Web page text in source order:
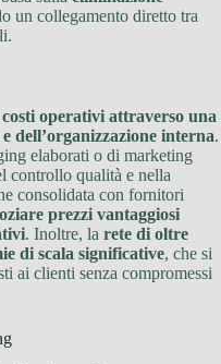
un collegamento diretto tra
operativi attraverso una
dell’organizzazione interna.
elaborati o di marketing
controllo qualità e nella
consolidata con fornitori
prezzi vantaggiosi
. Inoltre, la rete di oltre
di scala significative, che si
ai clienti senza compromessi